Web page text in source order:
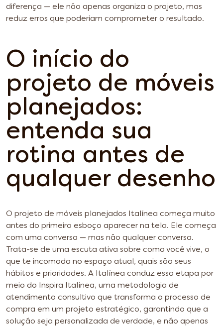
diferença — ele não apenas organiza o projeto, mas
reduz erros que poderiam comprometer o resultado.
O início do
projeto de móveis
planejados:
entenda sua
rotina antes de
qualquer desenho
O projeto de móveis planejados Italínea começa muito
antes do primeiro esboço aparecer na tela. Ele começa
com uma conversa — mas não qualquer conversa.
Trata-se de uma escuta ativa sobre como você vive, o
que te incomoda no espaço atual, quais são seus
hábitos e prioridades. A Italínea conduz essa etapa por
meio do Inspira Italínea, uma metodologia de
atendimento consultivo que transforma o processo de
compra em um projeto estratégico, garantindo que a
solução seja personalizada de verdade, e não apenas